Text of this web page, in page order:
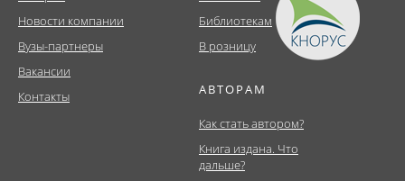
Новости компании
Вузы-партнеры
Вакансии
Контакты
Библиотекам
В розницу
АВТОРАМ
Как стать автором?
Книга издана. Что
дальше?